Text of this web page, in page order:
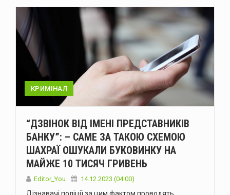
КРИМІНАЛ
“ДЗВІНОК ВІД ІМЕНІ ПРЕДСТАВНИКІВ
БАНКУ”: – САМЕ ЗА ТАКОЮ СХЕМОЮ
ШАХРАЇ ОШУКАЛИ БУКОВИНКУ НА
МАЙЖЕ 10 ТИСЯЧ ГРИВЕНЬ
Editor_You 14.12.2023 (04:00)